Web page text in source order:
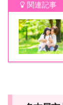
関連記事